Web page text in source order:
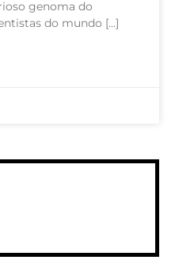
genoma do
do mundo […]